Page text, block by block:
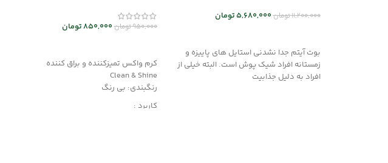
11,200,000تومان5,680,000تومان
بوت آیتم جدا نشدنی استایل های پاییزه و
زمستانه افراد شیک پوش است. البته خیلی از
افراد به دلیل جذابیت
950,000تومان850,000تومان
کرم واکس تمیزکننده و براق کننده
Clean & Shine
رنگبندی: بی رنگ
کاربرد :